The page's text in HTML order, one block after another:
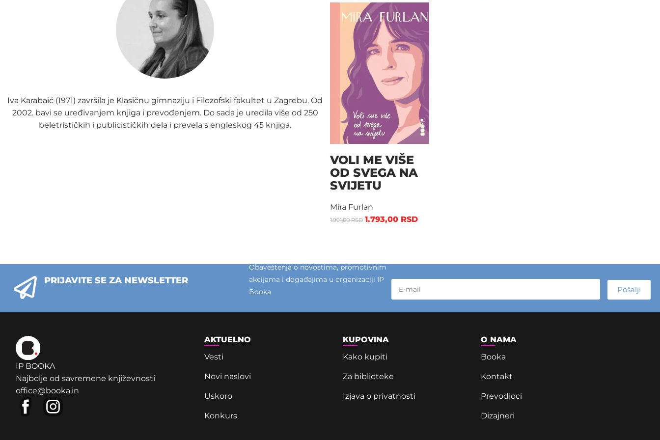
Iva Karabaić (1971) završila je Klasičnu gimnaziju i Filozofski fakultet u Zagrebu. Od
2002. bavi se uređivanjem knjiga i prevođenjem. Do sada je uredila više od 250
beletrističkih i publicističkih dela i prevela s engleskog 45 knjiga.
VOLI ME VIŠE
OD SVEGA NA
SVIJETU
Mira Furlan
1.991,00RSD 1.793,00 RSD
PRIJAVITE SE ZA NEWSLETTER
Obaveštenja o novostima, promotivnim
akcijama i događajima u organizaciji IP
Booka
Pošalji
IP BOOKA
Najbolje od savremene književnosti
office@booka.in
AKTUELNO
Vesti
Novi naslovi
Uskoro
Konkurs
KUPOVINA
Kako kupiti
Za biblioteke
Izjava o privatnosti
O NAMA
Booka
Kontakt
Prevodioci
Dizajneri